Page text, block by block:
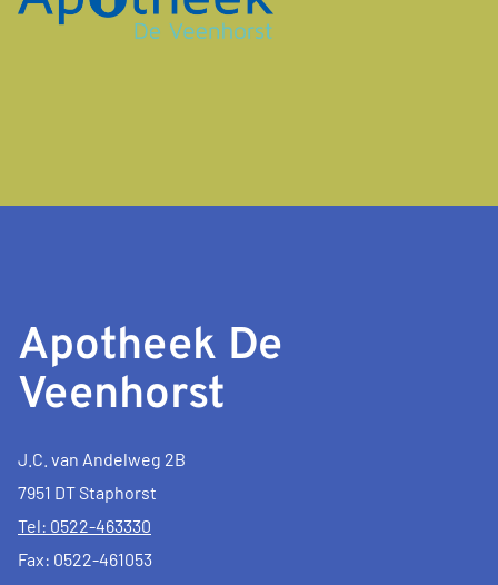
Apotheek De
Veenhorst
J.C. van Andelweg 2B
7951 DT Staphorst
Tel: 0522-463330
Fax: 0522-461053